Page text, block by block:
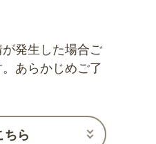
発生した場合ご
あらかじめご了
ちら